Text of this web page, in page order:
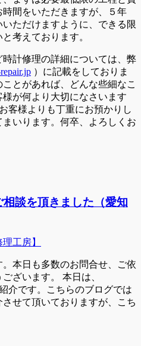
間をいただきますが、５年
ただけますように、できる限
考えております。
計修理の詳細については、弊
）に記載をしておりま
とがあれば、どんな些細なこ
が何より大切になさいます
客様よりも丁重にお預かりし
いります。何卒、よろしくお
談を頂きました（愛知
工房】
本日も多数のお問合せ、ご依
ざいます。 本日は、
介です。こちらのブログでは
せて頂いておりますが、こち